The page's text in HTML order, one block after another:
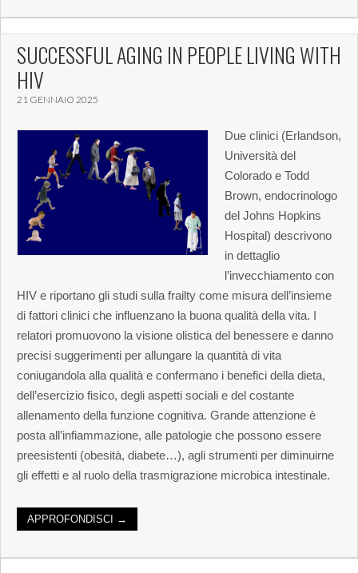
SUCCESSFUL AGING IN PEOPLE LIVING WITH
HIV
21 GENNAIO 2025
Due clinici (Erlandson,
Università del
Colorado e Todd
Brown, endocrinologo
del Johns Hopkins
Hospital) descrivono
in dettaglio
l’invecchiamento con
HIV e riportano gli studi sulla frailty come misura dell’insieme
di fattori clinici che influenzano la buona qualità della vita. I
relatori promuovono la visione olistica del benessere e danno
precisi suggerimenti per allungare la quantità di vita
coniugandola alla qualità e confermano i benefici della dieta,
dell’esercizio fisico, degli aspetti sociali e del costante
allenamento della funzione cognitiva. Grande attenzione è
posta all’infiammazione, alle patologie che possono essere
preesistenti (obesità, diabete…), agli strumenti per diminuirne
gli effetti e al ruolo della trasmigrazione microbica intestinale.
APPROFONDISCI →